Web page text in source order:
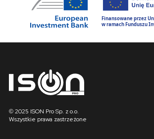
© 2025 ISON Pro Sp. z o.o.
Wszystkie prawa zastrzeżone